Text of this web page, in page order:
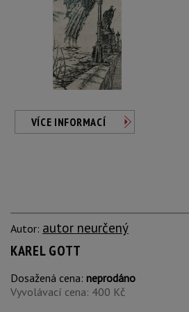
VÍCE INFORMACÍ
Autor: autor neurčený
KAREL GOTT
Dosažená cena: neprodáno
Vyvolávací cena: 400 Kč